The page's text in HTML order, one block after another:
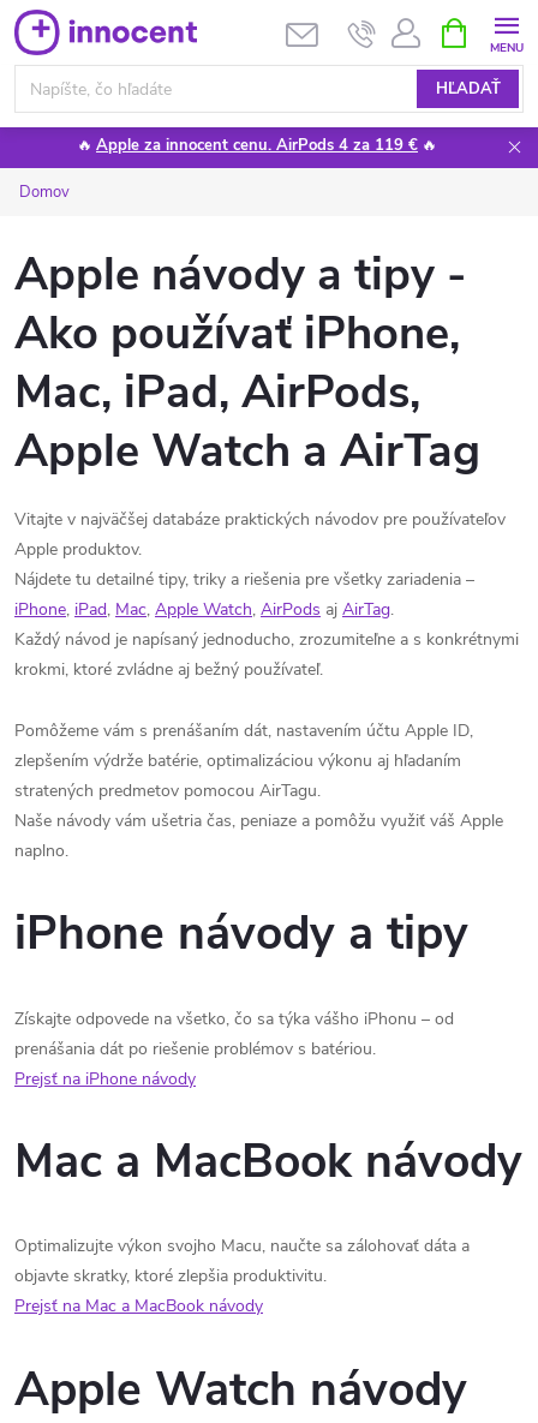
Prejsť
na
obsah
HĽADAŤ
KOŠÍK
🔥 Apple za innocent cenu. AirPods 4 za 119 € 🔥
Domov
Apple návody a tipy -
Ako používať iPhone,
Mac, iPad, AirPods,
Apple Watch a AirTag
Vitajte v najväčšej databáze praktických návodov pre používateľov
Apple produktov.
Nájdete tu detailné tipy, triky a riešenia pre všetky zariadenia –
iPhone, iPad, Mac, Apple Watch, AirPods aj AirTag.
Každý návod je napísaný jednoducho, zrozumiteľne a s konkrétnymi
krokmi, ktoré zvládne aj bežný používateľ.
Pomôžeme vám s prenášaním dát, nastavením účtu Apple ID,
zlepšením výdrže batérie, optimalizáciou výkonu aj hľadaním
stratených predmetov pomocou AirTagu.
Naše návody vám ušetria čas, peniaze a pomôžu využiť váš Apple
naplno.
iPhone návody a tipy
Získajte odpovede na všetko, čo sa týka vášho iPhonu – od
prenášania dát po riešenie problémov s batériou.
Prejsť na iPhone návody
Mac a MacBook návody
Optimalizujte výkon svojho Macu, naučte sa zálohovať dáta a
objavte skratky, ktoré zlepšia produktivitu.
Prejsť na Mac a MacBook návody
Apple Watch návody